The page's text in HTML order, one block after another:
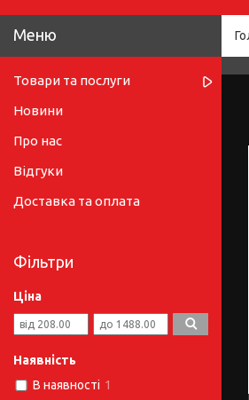
Товари та послуги
Новини
Про нас
Відгуки
Доставка та оплата
Фільтри
Ціна
Наявність
В наявності 1